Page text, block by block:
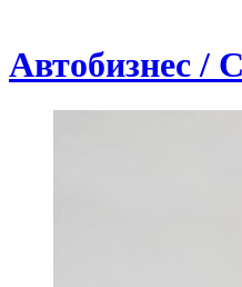
Автобизнес /